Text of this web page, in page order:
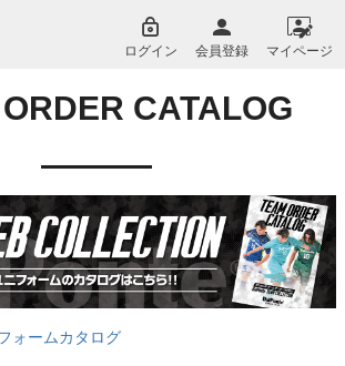
ログイン 会員登録 マイページ
CATALOG
ォームカタログ
ジト
ップ